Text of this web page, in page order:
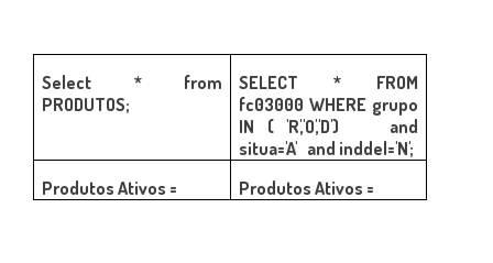
Select * from
PRODUTOS;
SELECT * FROM
fc03000 WHERE grupo
IN ( 'R','O','D') and
situa='A' and inddel='N';
Produtos Ativos =
Produtos Ativos =